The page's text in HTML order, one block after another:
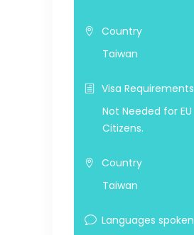
Country
Taiwan
Visa Requirements
Not Needed for EU
Citizens.
Country
Taiwan
Languages spoken